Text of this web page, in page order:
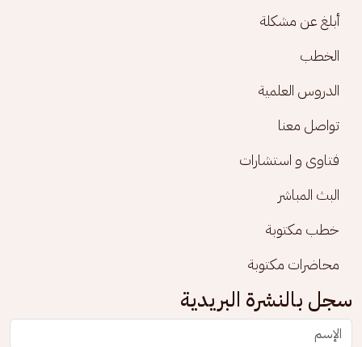
أبلغ عن مشكلة
الخطب
الدروس العلمية
تواصل معنا
فتاوى و استشارات
البث المباشر
خطب مكتوبة
محاضرات مكتوبة
سجل بالنشرة البريدية